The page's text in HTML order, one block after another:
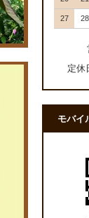
27 28
定休
モバイ